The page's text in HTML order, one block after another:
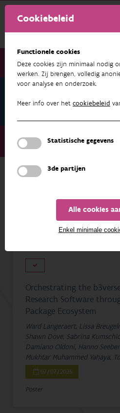
Cookiebeleid
Functionele cookies
Deze cookies zijn minimaal nodig
werken. Zij brengen, volledig
voor analyse en onderzoek.
Meer info over het cookiebeleid
Statistische gegevens
3de partijen
Alle cookies
Enkel minimale
Publicaties
Publicaties
Orchestrating the
Research Software
Package Ecosystem
Ward Langeraert, Lissa
Shawn Dove, Sabrina
Damiano Oldoni, Hanno
Mukhtar Muhammed Yahaya,
07/07/2026
Poster